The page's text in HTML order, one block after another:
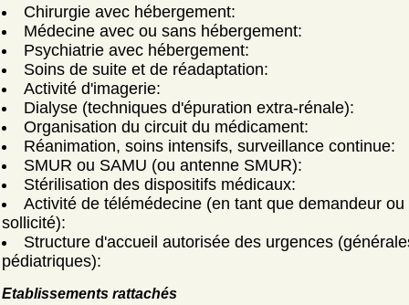
Chirurgie avec hébergement:
Médecine avec ou sans hébergement:
Psychiatrie avec hébergement:
Soins de suite et de réadaptation:
Activité d'imagerie:
Dialyse (techniques d'épuration extra-rénale):
Organisation du circuit du médicament:
Réanimation, soins intensifs, surveillance continue:
SMUR ou SAMU (ou antenne SMUR):
Stérilisation des dispositifs médicaux:
Activité de télémédecine (en tant que demandeur ou
sollicité):
Structure d'accueil autorisée des urgences
pédiatriques):
Etablissements rattachés